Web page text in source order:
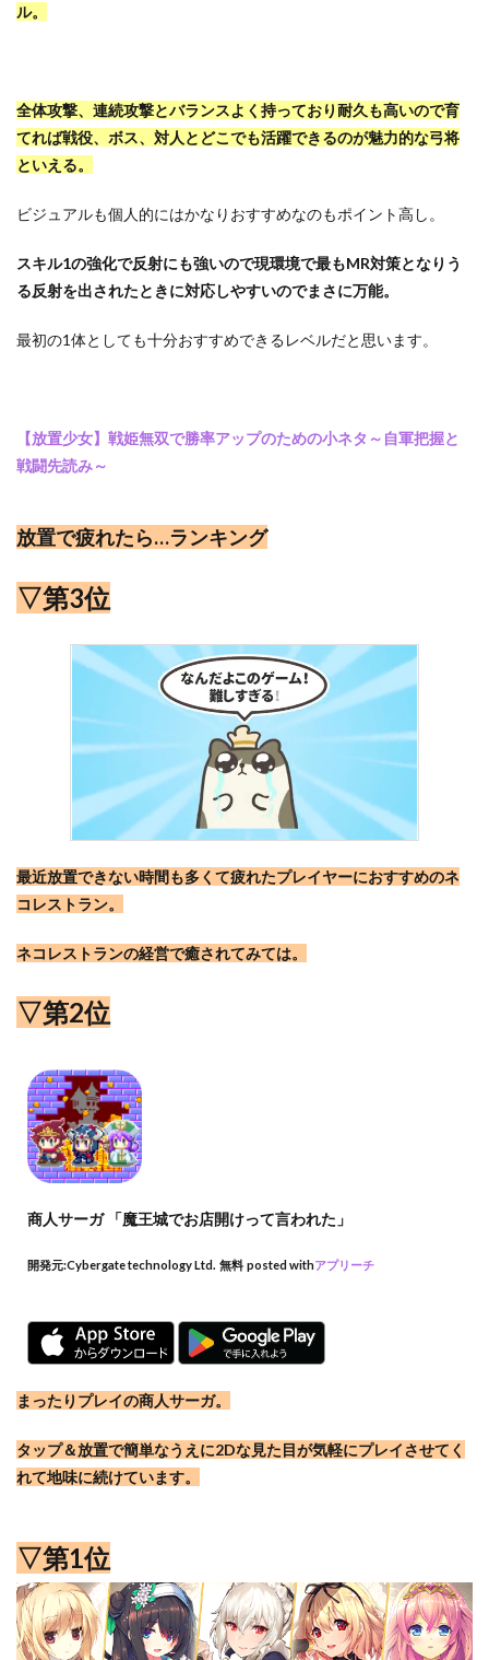
ル。
全体攻撃、連続攻撃とバランスよく持っており耐久も高いので育
てれば戦役、ボス、対人とどこでも活躍できるのが魅力的な弓将
といえる。
ビジュアルも個人的にはかなりおすすめなのもポイント高し。
スキル1の強化で反射にも強いので現環境で最もMR対策となりう
る反射を出されたときに対応しやすいのでまさに万能。
最初の1体としても十分おすすめできるレベルだと思います。
【放置少女】戦姫無双で勝率アップのための小ネタ～自軍把握と
戦闘先読み～
放置で疲れたら…ランキング
▽第3位
最近放置できない時間も多くて疲れたプレイヤーにおすすめのネ
コレストラン。
ネコレストランの経営で癒されてみては。
▽第2位
商人サーガ 「魔王城でお店開けって言われた」
開発元:Cybergate technology Ltd. 無料 posted withアプリーチ
まったりプレイの商人サーガ。
タップ＆放置で簡単なうえに2Dな見た目が気軽にプレイさせてく
れて地味に続けています。
▽第1位